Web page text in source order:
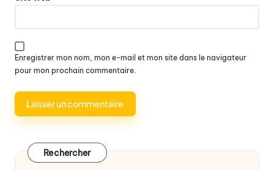
Enregistrer mon nom, mon e-mail et mon site dans le navigateur
pour mon prochain commentaire.
Rechercher